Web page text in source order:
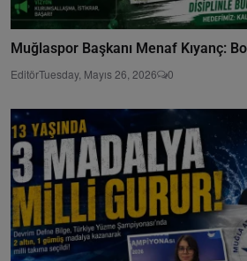
Muğlaspor Başkanı Menaf Kıyanç:
EditörTuesday, Mayıs 26, 2026 0